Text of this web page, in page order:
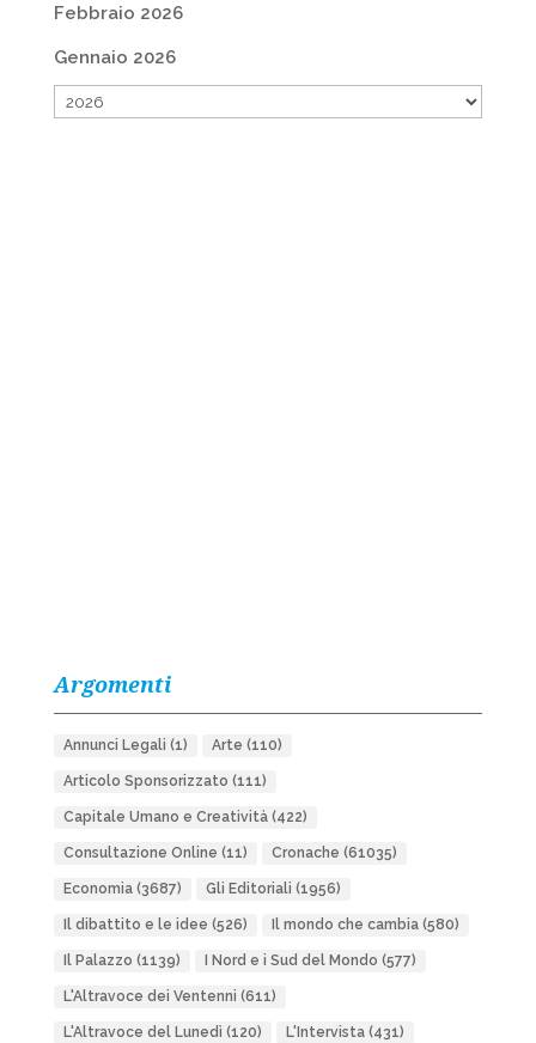
Febbraio 2026
Gennaio 2026
Argomenti
Annunci Legali (1) Arte (110)
Articolo Sponsorizzato (111)
Capitale Umano e Creatività(422)
Consultazione Online (11) Cronache (61035)
Economia(3687) Gli Editoriali (1956)
Il dibattito e le idee (526) Il mondo che cambia(580)
Il Palazzo (1139) I Nord e i Sud del Mondo (577)
L'Altravoce dei Ventenni (611)
L'Altravoce del Lunedì (120) L'Intervista(431)